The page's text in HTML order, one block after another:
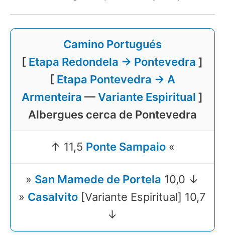
Camino Portugués
[ Etapa Redondela → Pontevedra ]
[ Etapa Pontevedra → A
Armenteira —Variante Espiritual ]
Albergues cerca de Pontevedra
↑ 11,5 Ponte Sampaio«
» San Mamede de Portela 10,0 ↓
» Casalvito [Variante Espiritual] 10,7
↓